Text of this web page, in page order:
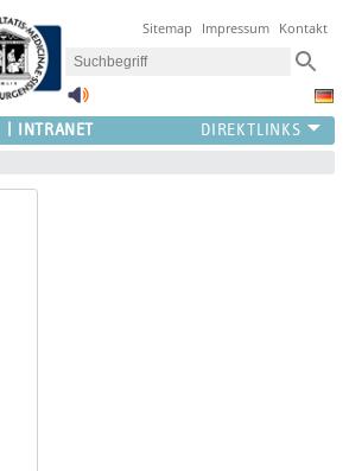
Sitemap Impressum Kontakt
INTRANET